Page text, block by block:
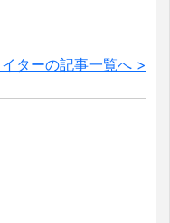
ターの記事一覧へ >
トンネルに入って